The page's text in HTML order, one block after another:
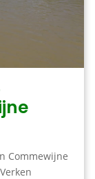
Commewijne